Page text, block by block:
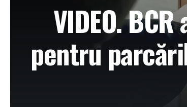
VIDEO.
pentru